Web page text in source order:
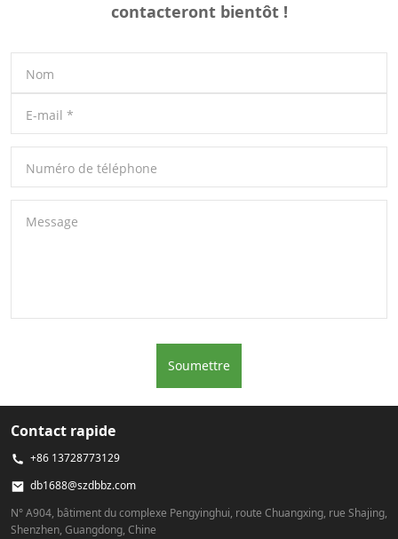
contacteront bientôt !
Nom
E-mail *
Numéro de téléphone
Message
Soumettre
Contact rapide
+86 13728773129
db1688@szdbbz.com
N° A904, bâtiment du complexe Pengyinghui, route Chuangxing, rue Shajing,
Shenzhen, Guangdong, Chine